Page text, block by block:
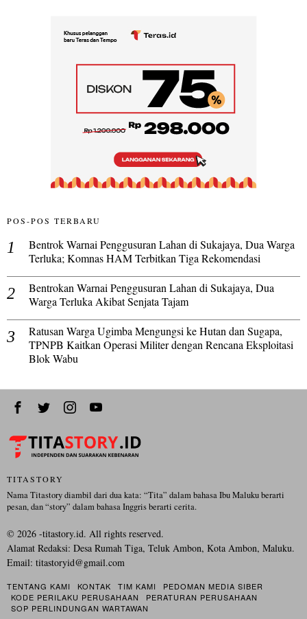
POS-POS TERBARU
Bentrok Warnai Penggusuran Lahan di Sukajaya, Dua Warga
Terluka; Komnas HAM Terbitkan Tiga Rekomendasi
Bentrokan Warnai Penggusuran Lahan di Sukajaya, Dua
Warga Terluka Akibat Senjata Tajam
Ratusan Warga Ugimba Mengungsi ke Hutan dan Sugapa,
TPNPB Kaitkan Operasi Militer dengan Rencana Eksploitasi
Blok Wabu
TITASTORY
Nama Titastory diambil dari dua kata: “Tita” dalam bahasa Ibu Maluku berarti
pesan, dan “story” dalam bahasa Inggris berarti cerita.
© 2026 -titastory.id. All rights reserved.
Alamat Redaksi: Desa Rumah Tiga, Teluk Ambon, Kota Ambon, Maluku.
Email: titastoryid@gmail.com
TENTANG KAMI KONTAK TIM KAMI
PEDOMAN MEDIA SIBER
KODE PERILAKU PERUSAHAAN
PERATURAN PERUSAHAAN
SOP PERLINDUNGAN WARTAWAN